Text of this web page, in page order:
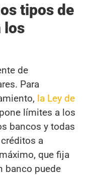
tipos de
los
de
Para
la Ley de
límites a los
bancos y todas
a
que fija
banco puede